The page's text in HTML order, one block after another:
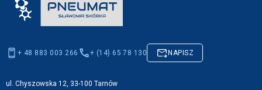
+ 48 883 003 266 + (14) 65 78 130 NAPISZ
ul. Chyszowska 12, 33-100 Tarnów